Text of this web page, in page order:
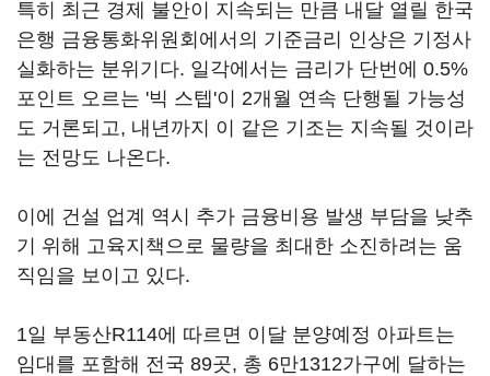
특히 최근 경제 불안이 지속되는 만큼 내달 열릴 한국
은행 금융통화위원회에서의 기준금리 인상은 기정사
실화하는 분위기다. 일각에서는 금리가 단번에 0.5%
포인트 오르는 '빅 스텝'이 2개월 연속 단행될 가능성
도 거론되고, 내년까지 이 같은 기조는 지속될 것이라
는 전망도 나온다.
이에 건설 업계 역시 추가 금융비용 발생 부담을 낮추
기 위해 고육지책으로 물량을 최대한 소진하려는 움
직임을 보이고 있다.
1일 부동산R114에 따르면 이달 분양예정 아파트는
임대를 포함해 전국 89곳, 총 6만1312가구에 달하는